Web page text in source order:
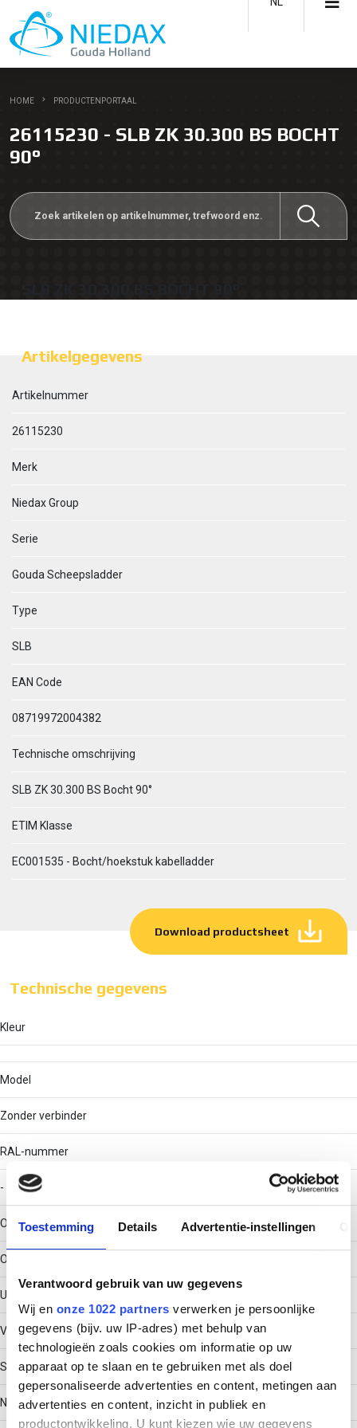
Toestemming Details Advertentie-instellingen
Verantwoord gebruik van uw gegevens
Wij en onze 1022 partners verwerken je persoonlijke
gegevens (bijv. uw IP-adres) met behulp van
technologieën zoals cookies om informatie op uw
apparaat op te slaan en te gebruiken met als doel
gepersonaliseerde advertenties en content, metingen aan
advertenties en content, inzicht in publiek en
productontwikkeling. U kunt kiezen wie uw gegevens
HOME PRODUCTENPORTAAL
26115230 - SLB ZK 30.300 BS BOCHT
90°
Artikelgegevens
Artikelnummer
26115230
Merk
Niedax Group
Serie
Gouda Scheepsladder
Type
SLB
EAN Code
08719972004382
Technische omschrijving
SLB ZK 30.300 BS Bocht 90°
ETIM Klasse
EC001535 - Bocht/hoekstuk kabelladder
Download productsheet
Technische gegevens
Kleur
Model
Zonder verbinder
RAL-nummer
-
Oppervlaktebescherming
Overig
Uitvoeringsvorm sport
Vlak profiel (strip)
Scharnierend
Nee